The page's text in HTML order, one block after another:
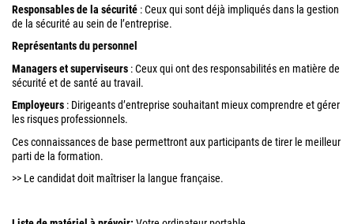
Responsables de la sécurité : Ceux qui sont déjà impliqués dans la gestion
de la sécurité au sein de l’entreprise.
Représentants du personnel
Managers et superviseurs : Ceux qui ont des responsabilités en matière de
sécurité et de santé au travail.
Employeurs : Dirigeants d’entreprise souhaitant mieux comprendre et gérer
les risques professionnels.
Ces connaissances de base permettront aux participants de tirer le meilleur
parti de la formation.
>> Le candidat doit maîtriser la langue française.